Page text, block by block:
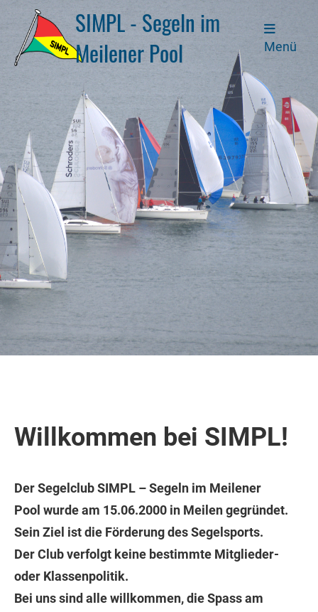
SIMPL - Segeln im
Meilener Pool
Menü
Willkommen bei SIMPL!
Der SegelclubSIMPL – Segeln im Meilener
Pool wurde am 15.06.2000 in Meilen gegründet.
Sein Ziel ist die Förderung des Segelsports.
Der Club verfolgt keine bestimmte Mitglieder-
oder Klassenpolitik.
Bei uns sind alle willkommen, die Spass am